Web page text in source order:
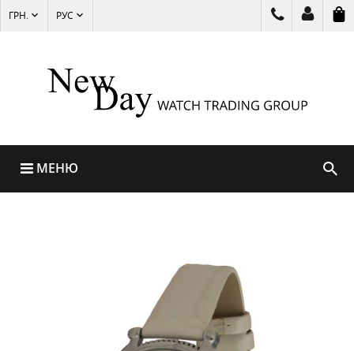
ГРН. РУС
МЕНЮ